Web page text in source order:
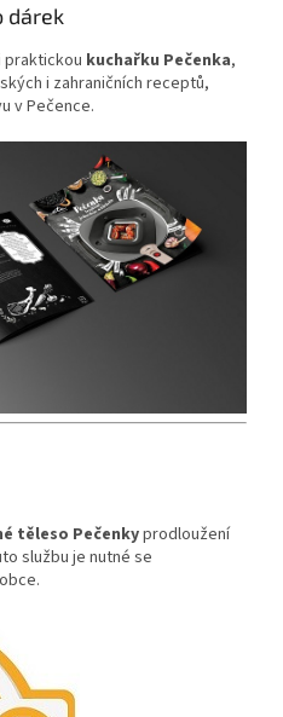
dárek
praktickou kuchařku Pečenka,
i zahraničních receptů,
v Pečence.
těleso Pečenkyprodloužení
službu je nutné se